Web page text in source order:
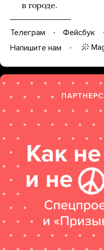
в городе.
Телеграм Фейсбук
Напишите нам